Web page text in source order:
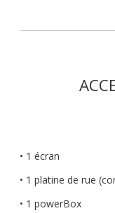
• 1 écran
• 1 platine de rue
• 1 powerBox